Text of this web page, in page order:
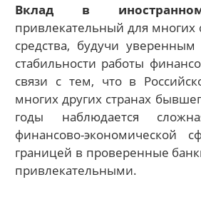
Вклад в
привлекательный для многих
средства, будучи
стабильности работы
связи с тем, что в
многих других странах
годы наблюдается
финансово-экономической
границей в проверенные
привлекательными.